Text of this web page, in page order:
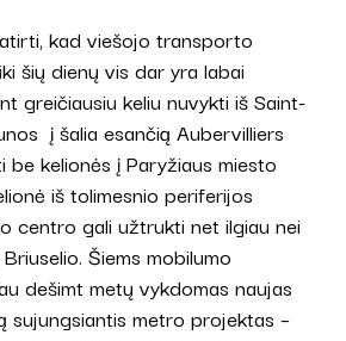
kad viešojo transporto
šių dienų vis dar yra labai
greičiausiu keliu nuvykti iš Saint-
į šalia esančią Aubervilliers
be kelionės į Paryžiaus miesto
iš tolimesnio periferijos
centro gali užtrukti net ilgiau nei
Šiems mobilumo
dešimt metų vykdomas naujas
sujungsiantis metro projektas –